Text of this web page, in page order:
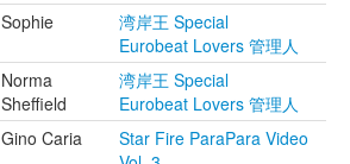
Sophie
湾岸王 Special
Eurobeat Lovers 管理人
Norma
Sheffield
湾岸王 Special
Eurobeat Lovers 管理人
Gino Caria
Star Fire ParaPara Video